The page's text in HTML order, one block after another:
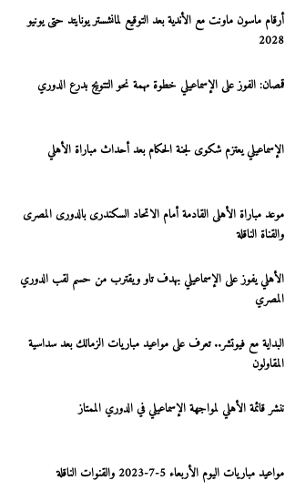
أرقام ماسون ماونت مع الأندية بعد التوقيع لمانشستر يونايتد حتى يونيو
2028
قمصان: الفوز على الإسماعيلي خطوة مهمة نحو التتويج بدرع الدوري
الإسماعيلي يعتزم شكوى لجنة الحكام بعد أحداث مباراة الأهلي
موعد مباراة الأهلى القادمة أمام الاتحاد السكندرى بالدورى المصرى
والقناة الناقلة
الأهلي يفوز على الإسماعيلي بهدف تاو ويقترب من حسم لقب الدوري
المصري
البداية مع فيوتشر.. تعرف على مواعيد مباريات الزمالك بعد سداسية
المقاولون
ننشر قائمة الأهلي لمواجهة الإسماعيلي في الدوري الممتاز
مواعيد مباريات اليوم الأربعاء 5-7-2023 والقنوات الناقلة